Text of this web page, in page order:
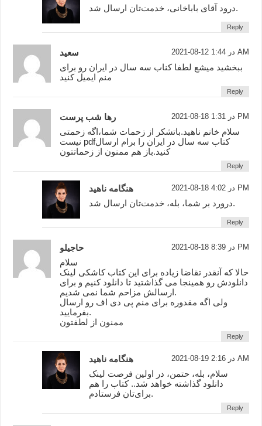
درود آقای باباخانی، خدمت‌تان ارسال شد.
Reply
سعید 2021-08-12 در 1:44 AM
ببخشید میشع لطفا کناب سه سال در ایران رو برای
منم ایمیل کنید
Reply
رها شب پرست 2021-08-18 در 1:31 PM
سلام خانم ناهید.باتشکر از زحمات شما،اگه زحمتی
نیست pdfکتاب سه سال در ایران را برام ارسال
کنید.باز هم ممنون از زحماتتون
Reply
هنگامه ناهید 2021-08-18 در 4:02 PM
درورد بر شما، بله، خدمت‌تان ارسال شد.
Reply
حاجیلو 2021-08-18 در 8:39 PM
سلام
حالا که آنقدر تقاضا زیاده برای این کتاب کاشکی لینک
دانلودش رو همینجا می گذاشتید تا دانلود کنیم و برای
ارسالش مزاحم شما نمی شدیم.
ولی اگه مقدوره برای منم پی دی اف رو ارسال
بفرمایید.
ممنون از لطفتون
Reply
هنگامه ناهید 2021-08-19 در 2:16 AM
سلام، بله، حتمن، در اولین فرصت لینک
دانلود گذاشته خواهد شد.. کتاب را هم
برای‌تان فرستادم.
Reply